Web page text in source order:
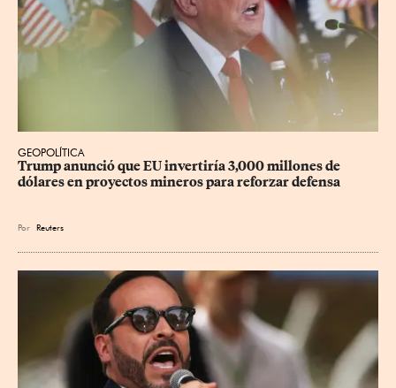
GEOPOLÍTICA
Trump anunció que EU invertiría 3,000 millones de
dólares en proyectos mineros para reforzar defensa
Por Reuters